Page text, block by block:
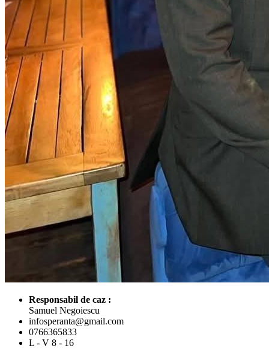
Responsabil de caz :
Samuel Negoiescu
infosperanta@gmail.com
0766365833
L - V 8 - 16